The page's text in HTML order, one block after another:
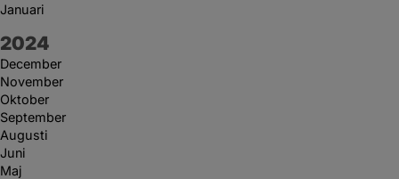
Januari
År:
2024
December
November
Oktober
September
Augusti
Juni
Maj